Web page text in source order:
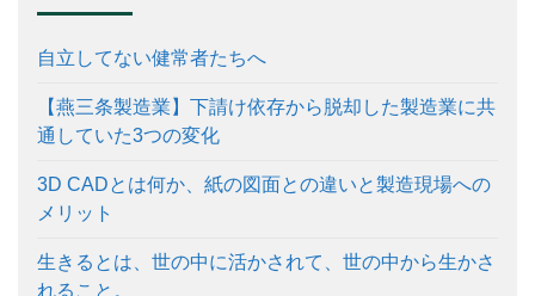
自立してない健常者たちへ
【燕三条製造業】下請け依存から脱却した製造業に共
通していた3つの変化
3D CADとは何か、紙の図面との違いと製造現場への
メリット
生きるとは、世の中に活かされて、世の中から生かさ
れること。